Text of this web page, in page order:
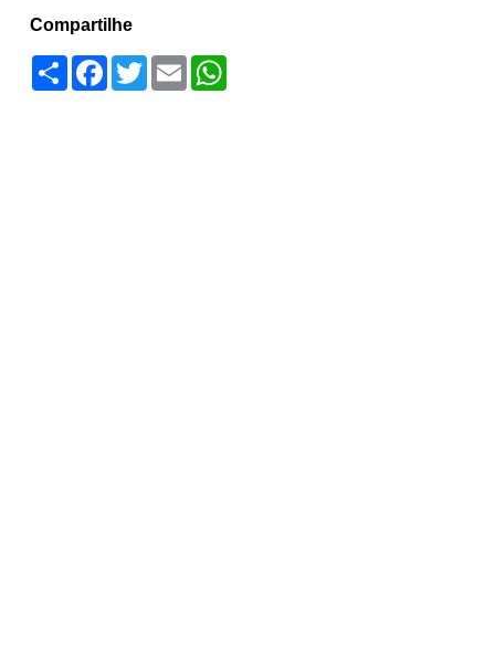
Compartilhe
Compartilhar
Facebook
TwitterEmailWhatsApp